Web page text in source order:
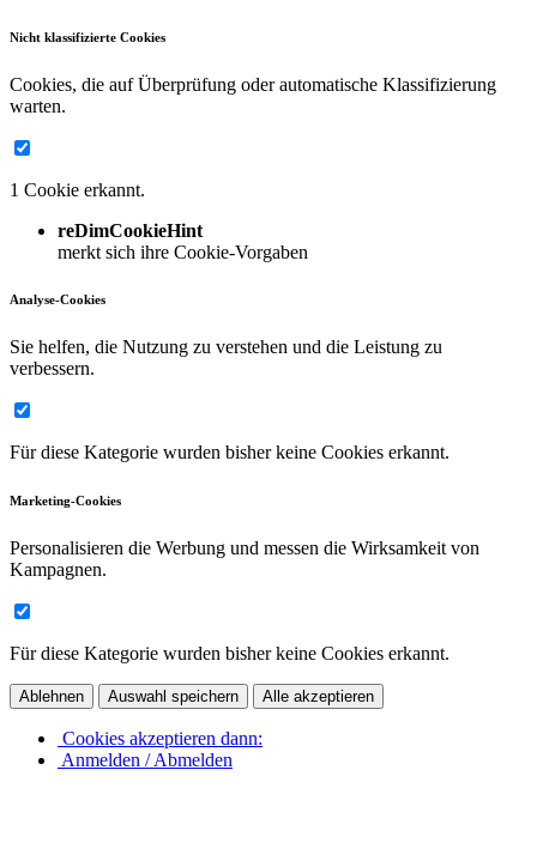
Nicht klassifizierte Cookies
Cookies, die auf Überprüfung oder automatische Klassifizierung
warten.
1 Cookie erkannt.
reDimCookieHint
merkt sich ihre Cookie-Vorgaben
Analyse-Cookies
Sie helfen, die Nutzung zu verstehen und die Leistung zu
verbessern.
Für diese Kategorie wurden bisher keine Cookies erkannt.
Marketing-Cookies
Personalisieren die Werbung und messen die Wirksamkeit von
Kampagnen.
Für diese Kategorie wurden bisher keine Cookies erkannt.
Ablehnen Auswahl speichern Alle akzeptieren
Cookies akzeptieren dann:
Anmelden / Abmelden